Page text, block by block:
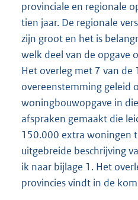
provinciale en regionale
tien jaar. De regionale
zijn groot en het is
welk deel van de opgave
Het overleg met 7 van
overeenstemming geleid
woningbouwopgave in
afspraken gemaakt die
150.000 extra woningen
uitgebreide beschrijving
ik naar bijlage 1. Het
provincies vindt in de